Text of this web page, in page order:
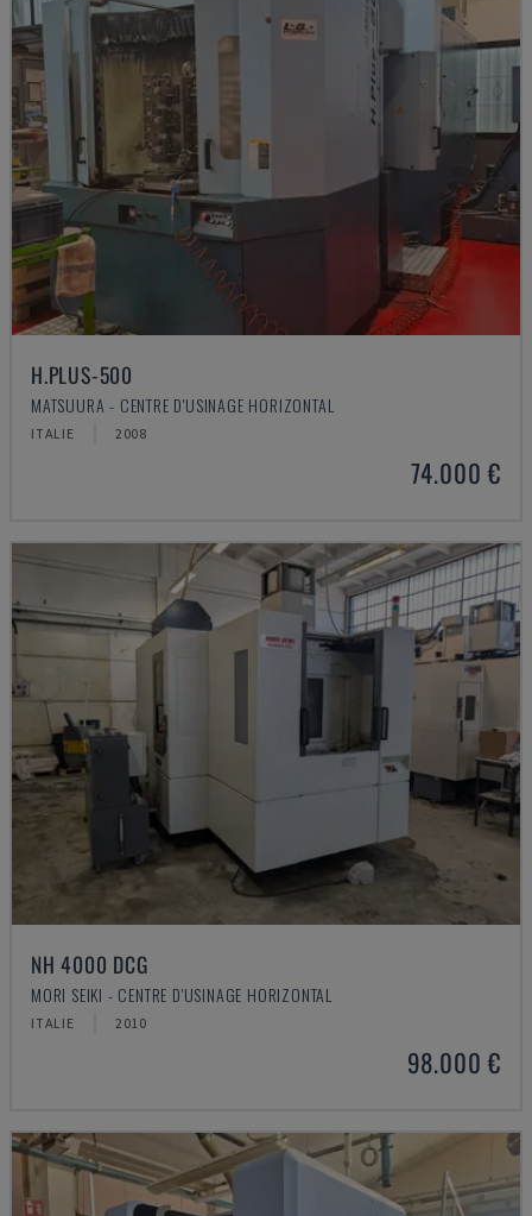
H.PLUS-500
MATSUURA - CENTRE D'USINAGE HORIZONTAL
ITALIE 2008
74.000 €
NH 4000 DCG
MORI SEIKI - CENTRE D'USINAGE HORIZONTAL
ITALIE 2010
98.000 €